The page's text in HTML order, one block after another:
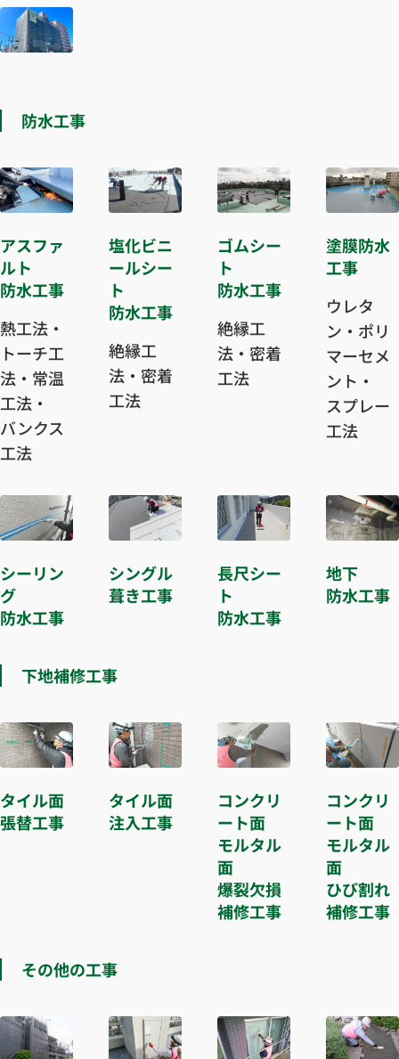
防水工事
アスファ
ルト
防水工事
熱工法・
トーチ工
法・常温
工法・
バンクス
工法
塩化ビニ
ールシー
ト
防水工事
絶縁工
法・密着
工法
ゴムシー
ト
防水工事
絶縁工
法・密着
工法
塗膜防水
工事
ウレタ
ン・ポリ
マーセメ
ント・
スプレー
工法
シーリン
グ
防水工事
シングル
葺き工事
長尺シー
ト
防水工事
地下
防水工事
下地補修工事
タイル面
張替工事
タイル面
注入工事
コンクリ
ート面
モルタル
面
爆裂欠損
補修工事
コンクリ
ート面
モルタル
面
ひび割れ
補修工事
その他の工事